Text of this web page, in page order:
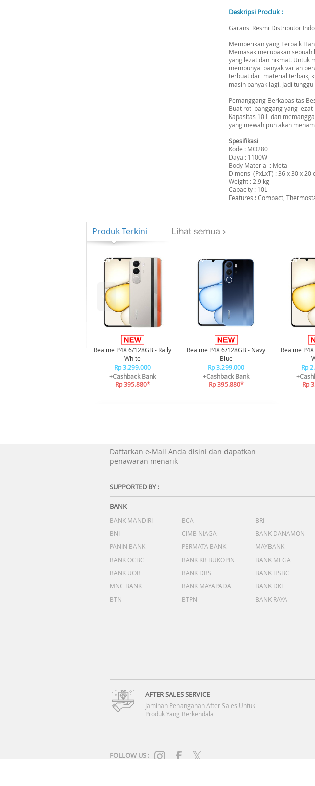
Deskripsi Produk :
Garansi Resmi Distributor
Memberikan yang Terbaik
Memasak merupakan
yang lezat dan nikmat. Untuk
mempunyai banyak varian
terbuat dari material terbaik,
masih banyak lagi. Jadi
Pemanggang Berkapasitas
Buat roti panggang yang
Kapasitas 10 L dan
yang mewah pun akan
Spesifikasi
Kode : MO280
Daya : 1100W
Body Material : Metal
Dimensi (PxLxT) : 36 x 30 x 20
Weight : 2.9 kg
Capacity : 10L
Features : Compact,
Produk Terkini
-12%*
Realme P4X 6/128GB - Rally
White
Rp 3.299.000
+Cashback Bank
Rp 395.880*
-12%*
Realme P4X 6/128GB - Navy
Blue
Rp 3.299.000
+Cashback Bank
Rp 395.880*
-12%*
Realme
Rp
Rp
Daftarkan e-Mail Anda disini dan dapatkan
penawaran menarik
SUPPORTED BY :
BANK
BANK MANDIRI BCA
BRI
BNI
CIMB NIAGA
BANK DANAMON
PANIN BANK
PERMATA BANK
MAYBANK
BANK OCBC
BANK KB BUKOPIN
BANK MEGA
BANK UOB
BANK DBS
BANK HSBC
MNC BANK
BANK MAYAPADA
BANK DKI
BTN
BTPN BANK RAYA
AFTER SALES SERVICE
Jaminan Penanganan After Sales Untuk
Produk Yang Berkendala
FOLLOW US :